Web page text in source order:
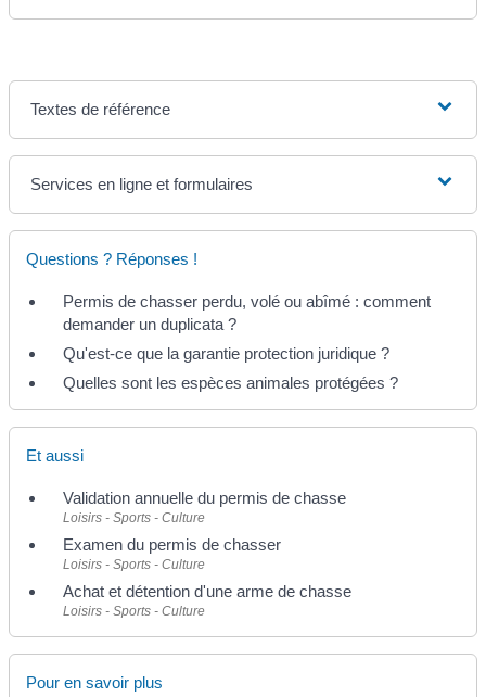
Textes de référence
Services en ligne et formulaires
Questions ? Réponses !
Permis de chasser perdu, volé ou abîmé : comment
demander un duplicata ?
Qu'est-ce que la garantie protection juridique ?
Quelles sont les espèces animales protégées ?
Et aussi
Validation annuelle du permis de chasse
Loisirs - Sports - Culture
Examen du permis de chasser
Loisirs - Sports - Culture
Achat et détention d'une arme de chasse
Loisirs - Sports - Culture
Pour en savoir plus